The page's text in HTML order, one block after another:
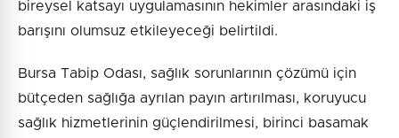
bireysel katsayı uygulamasının hekimler arasındaki iş
barışını olumsuz etkileyeceği belirtildi.
Bursa Tabip Odası, sağlık sorunlarının çözümü için
bütçeden sağlığa ayrılan payın artırılması, koruyucu
sağlık hizmetlerinin güçlendirilmesi, birinci basamak